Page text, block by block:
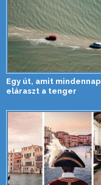
Egy út, amit mindennap
eláraszt a tenger